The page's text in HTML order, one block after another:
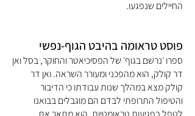
החיילים שנפגעו.
פוסט טראומה בהיבט הגוף-נפשי
ספרו ׳נרשם בגוף׳ של הפסיכיאטר והחוקר, בסל ואן
דר קולק, הוא מהפכני ומעורר השראה. ואן דר
קולק מצא במהלך שנות עבודתו כי הדיבור
והטיפול התרופתי לבדם הם מוגבלים בבואנו